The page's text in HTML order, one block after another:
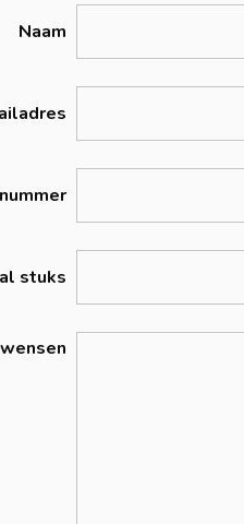
Naam
stuks